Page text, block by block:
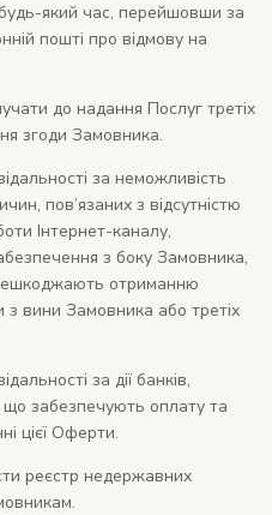
який час, перейшовши за
пошті про відмову на
до надання Послуг третіх
згоди Замовника.
за неможливість
пов’язаних з відсутністю
Інтернет-каналу,
з боку Замовника,
отриманню
вини Замовника або третіх
за дії банків,
забезпечують оплату та
цієї Оферти.
реєстр недержавних